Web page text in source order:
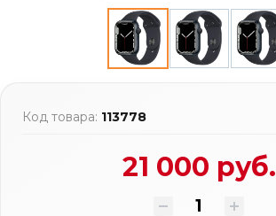
Код товара: 113778
21 000 руб.